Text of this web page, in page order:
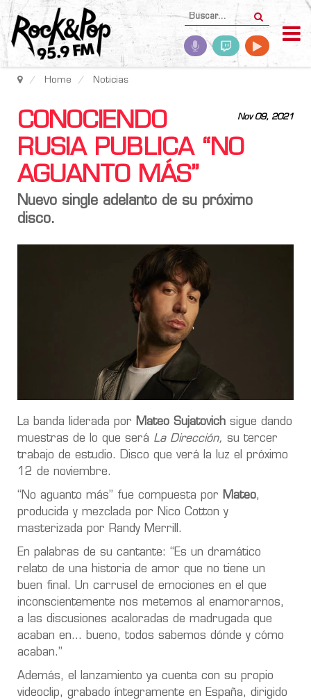
Home Noticias
Nov 09, 2021
CONOCIENDO
RUSIA PUBLICA “NO
AGUANTO MÁS”
Nuevo single adelanto de su próximo
disco.
La banda liderada por Mateo Sujatovich sigue dando
muestras de lo que será La Dirección, su tercer
trabajo de estudio. Disco que verá la luz el próximo
12 de noviembre.
“No aguanto más” fue compuesta por Mateo,
producida y mezclada por Nico Cotton y
masterizada por Randy Merrill.
En palabras de su cantante: “Es un dramático
relato de una historia de amor que no tiene un
buen final. Un carrusel de emociones en el que
inconscientemente nos metemos al enamorarnos,
a las discusiones acaloradas de madrugada que
acaban en… bueno, todos sabemos dónde y cómo
acaban.”
Además, el lanzamiento ya cuenta con su propio
videoclip, grabado íntegramente en España, dirigido